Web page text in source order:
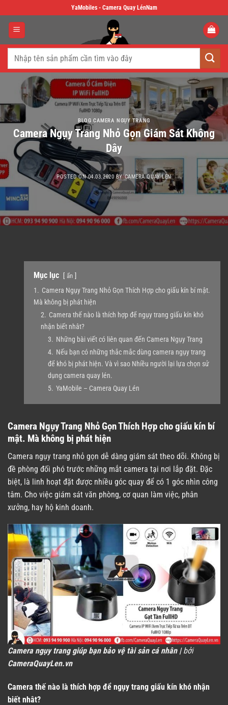
to
content
YaMobiles - Camera Quay LénNam
Tìm
BLOG CAMERA NGỤY TRANG
Camera Ngụy Trang Nhỏ Gọn Giám Sát Không
Dây
POSTED ON04.03.2020 BYCAMERA QUAY LEN
Mục lục ẩn
1. Camera Ngụy Trang Nhỏ Gọn Thích Hợp cho giấu kín bí mật.
Mà không bị phát hiện
2. Camera thế nào là thích hợp để ngụy trang giấu kín khó
nhận biết nhât?
3. Những bài viết có liên quan đến Camera Ngụy Trang
4. Nếu bạn có những thắc mắc dùng camera ngụy trang
để khó bị phát hiện. Và vì sao Nhiều người lại lựa chọn sử
dụng camera quay lén.
5. YaMobile – Camera Quay Lén
Camera Ngụy Trang Nhỏ Gọn Thích Hợp cho giấu kín bí
mật. Mà không bị phát hiện
Camera ngụy trang nhỏ gọn dễ dàng giám sát theo dõi. Không bị
đề phòng đối phó trước những mắt camera tại nơi lắp đặt. Đặc
biệt, là linh hoạt đặt được nhiều góc quay để có 1 góc nhìn công
tâm. Cho việc giám sát văn phòng, cơ quan làm việc, phân
xưởng, hay hộ kinh doanh.
Camera ngụy trang giúp bạn bảo vệ tài sản cá nhân |bởi
CameraQuayLen.vn
Camera thế nào là thích hợp để ngụy trang giấu kín khó nhận
biết nhât?